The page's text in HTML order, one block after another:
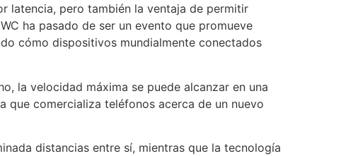
latencia, pero también la ventaja de permitir
ha pasado de ser un evento que promueve
cómo dispositivos mundialmente conectados
la velocidad máxima se puede alcanzar en una
que comercializa teléfonos acerca de un nuevo
distancias entre sí, mientras que la tecnología